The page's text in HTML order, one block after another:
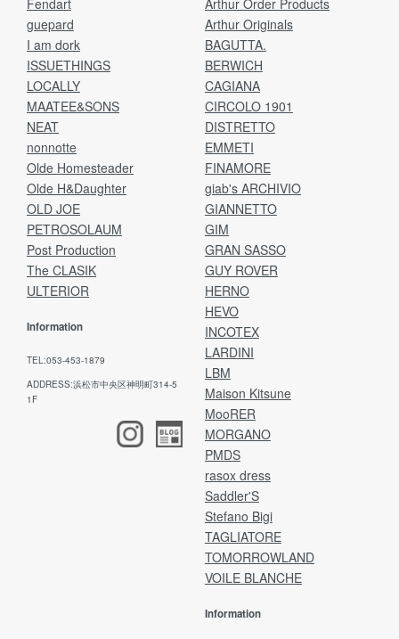
Fendart
guepard
I am dork
ISSUETHINGS
LOCALLY
MAATEE&SONS
NEAT
nonnotte
Olde Homesteader
Olde H&Daughter
OLD JOE
PETROSOLAUM
Post Production
The CLASIK
ULTERIOR
Information
TEL:053-453-1879
ADDRESS:浜松市中央区神明町314-5
1F
Arthur Order Products
Arthur Originals
BAGUTTA.
BERWICH
CAGIANA
CIRCOLO 1901
DISTRETTO
EMMETI
FINAMORE
giab's ARCHIVIO
GIANNETTO
GIM
GRAN SASSO
GUY ROVER
HERNO
HEVO
INCOTEX
LARDINI
LBM
Maison Kitsune
MooRER
MORGANO
PMDS
rasox dress
Saddler'S
Stefano Bigi
TAGLIATORE
TOMORROWLAND
VOILE BLANCHE
Information